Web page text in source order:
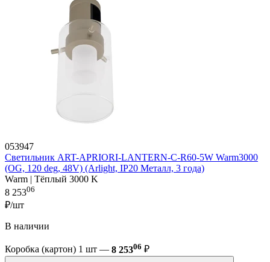
053947
Светильник ART-APRIORI-LANTERN-C-R60-5W Warm3000
(OG, 120 deg, 48V) (Arlight, IP20 Металл, 3 года)
Warm | Тёплый 3000 K
8 25306
₽/шт
В наличии
Коробка (картон) 1 шт — 8 25306 ₽